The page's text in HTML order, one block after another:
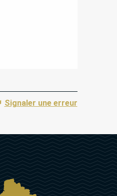
Signaler une erreur